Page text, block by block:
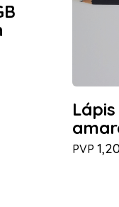
PVP